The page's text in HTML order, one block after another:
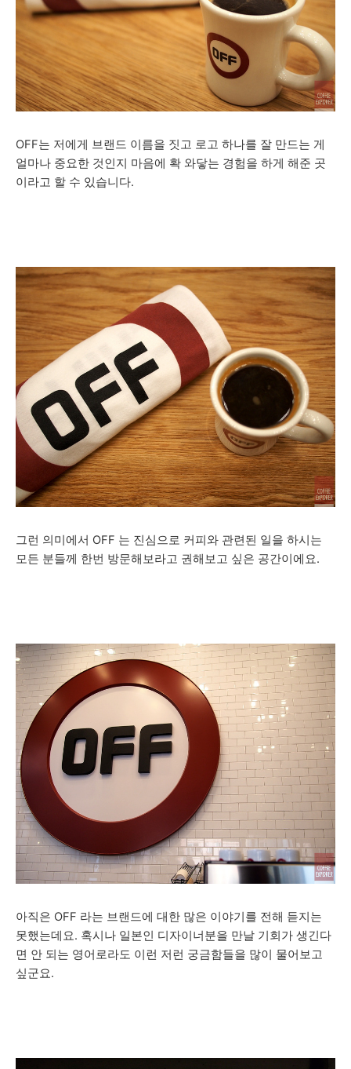
OFF는 저에게 브랜드 이름을 짓고 로고 하나를 잘 만드는 게
얼마나 중요한 것인지 마음에 확 와닿는 경험을 하게 해준 곳
이라고 할 수 있습니다.
그런 의미에서 OFF 는 진심으로 커피와 관련된 일을 하시는
모든 분들께 한번 방문해보라고 권해보고 싶은 공간이에요.
아직은 OFF 라는 브랜드에 대한 많은 이야기를 전해 듣지는
못했는데요. 혹시나 일본인 디자이너분을 만날 기회가 생긴다
면 안 되는 영어로라도 이런 저런 궁금함들을 많이 물어보고
싶군요.